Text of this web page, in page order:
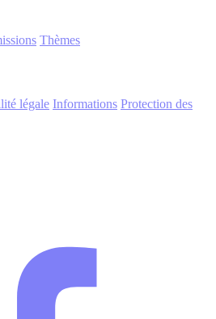
Thèmes
légale Informations Protection des